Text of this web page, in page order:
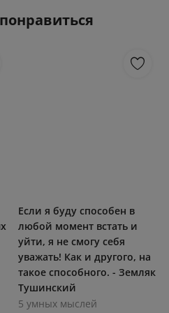
Если я буду способен в
любой момент встать и
уйти, я не смогу себя
уважать! Как и другого, на
такое способного. - Земляк
Тушинский
5 умных мыслей